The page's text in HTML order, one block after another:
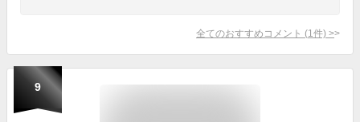
全てのおすすめコメント (1 件) >
9